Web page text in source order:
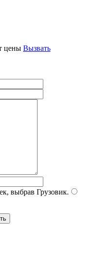
цены Вызвать
выбрав Грузовик.